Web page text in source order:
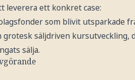
leverera ett konkret case:
som blivit utsparkade
säljdriven kursutveckling,
sälja.